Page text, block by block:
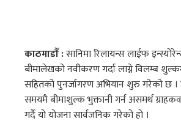
काठमाडाैँ :सानिमा रिलायन्स लाईफ
बीमालेखको नवीकरण गर्दा लाग्ने विलम्ब
सहितको पुनर्जागरण अभियान शुरु गरेको छ ।
समयमै बीमाशुल्क भुक्तानी गर्न असमर्थ
गर्दै यो योजना सार्वजनिक गरेको हो ।